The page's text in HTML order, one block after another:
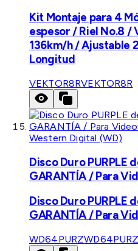
Kit Montaje para 4
espesor / Riel No.8 /
136km/h / Ajustable
Longitud
VEKTOR8RVEKTOR8R
Western Digital (WD)
Disco Duro PURPLE
GARANTÍA / Para
Disco Duro PURPLE
GARANTÍA / Para
WD64PURZWD64PURZ